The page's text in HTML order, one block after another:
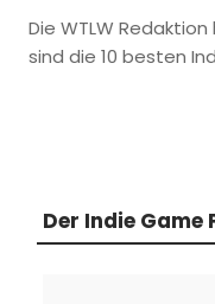
Die WTLW
sind die 10 besten
Der Indie Game